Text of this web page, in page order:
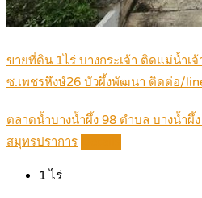
ขายที่ดิน 1ไร่ บางกระเจ้า ติดแม่น้ำเ
ซ.เพชรหึงษ์26 บัวผึ้งพัฒนา ติดต่อ/
ตลาดน้ำบางน้ำผึ้ง 98 ตำบล บางน้ำผึ้
สมุทรปราการ
1 ไร่